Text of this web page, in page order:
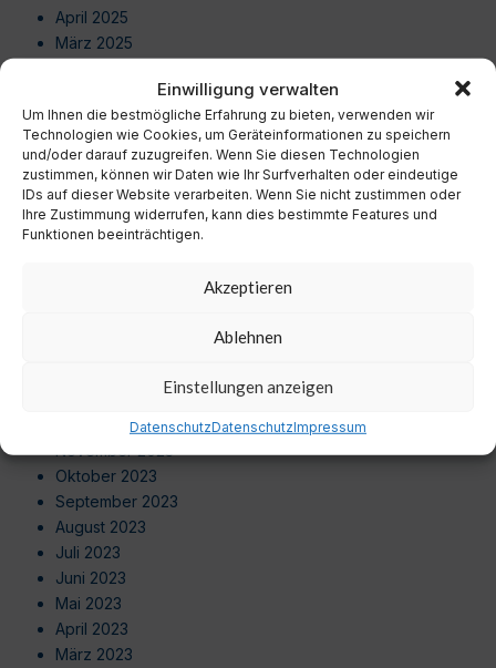
Einwilligung verwalten
Um Ihnen die bestmögliche Erfahrung zu bieten, verwenden wir
Technologien wie Cookies, um Geräteinformationen zu speichern
und/oder darauf zuzugreifen. Wenn Sie diesen Technologien
zustimmen, können wir Daten wie Ihr Surfverhalten oder eindeutige
IDs auf dieser Website verarbeiten. Wenn Sie nicht zustimmen oder
Ihre Zustimmung widerrufen, kann dies bestimmte Features und
Funktionen beeinträchtigen.
Akzeptieren
Ablehnen
Einstellungen anzeigen
DatenschutzDatenschutzImpressum
April 2025
März 2025
Dezember 2024
November 2024
Oktober 2024
September 2024
August 2024
Dezember 2023
November 2023
Oktober 2023
September 2023
August 2023
Juli 2023
Juni 2023
Mai 2023
April 2023
März 2023